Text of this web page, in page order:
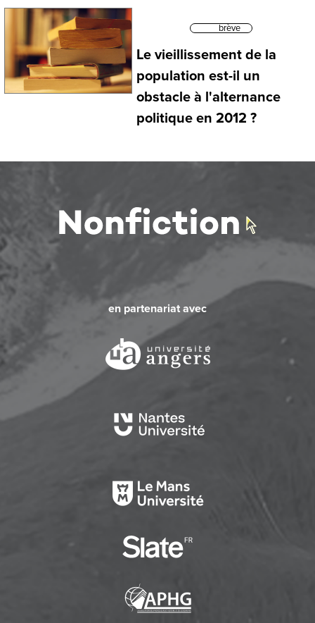
brève
Le vieillissement de la
population est-il un
obstacle à l'alternance
politique en 2012 ?
en partenariat avec